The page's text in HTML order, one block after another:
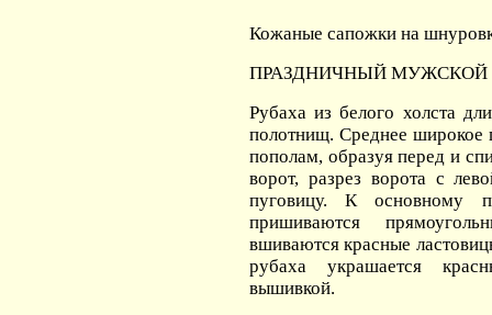
Кожаные сапожки на
ПРАЗДНИЧНЫЙ МУЖСКОЙ
Рубаха из белого холста
полотнищ. Среднее широкое
пополам, образуя перед и
ворот, разрез ворота с
пуговицу. К основному
пришиваются
вшиваются красные
рубаха украшается
вышивкой.